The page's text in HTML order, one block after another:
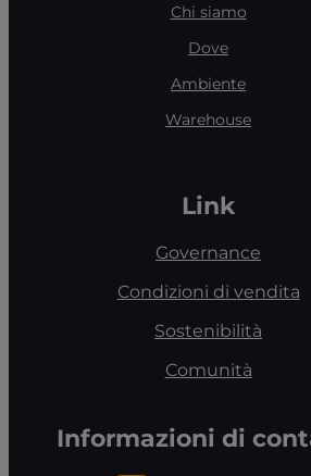
Chi siamo
Dove
Ambiente
Warehouse
Link
Governance
Condizioni di vendita
Sostenibilità
Comunità
Informazioni di